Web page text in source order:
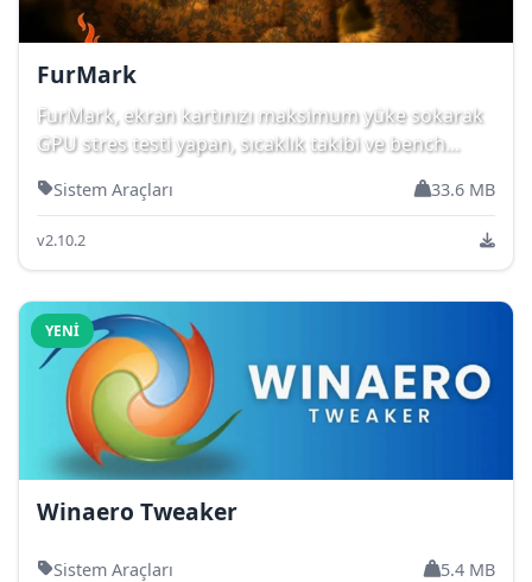
FurMark
FurMark, ekran kartınızı maksimum yüke sokarak
GPU stres testi yapan, sıcaklık takibi ve bench...
Sistem Araçları 33.6 MB
v2.10.2
YENI
Winaero Tweaker
Sistem Araçları 5.4 MB